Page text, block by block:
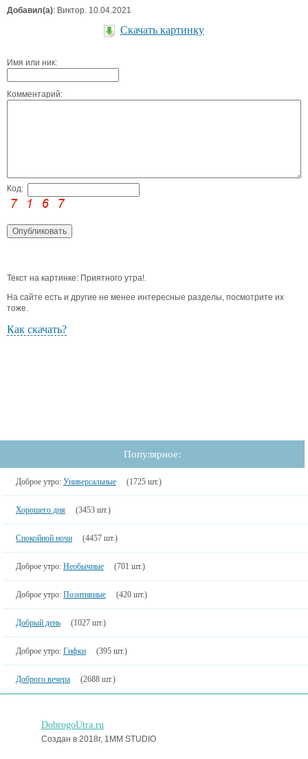
Добавил(а): Виктор. 10.04.2021
Скачать картинку
Имя или ник:
Комментарий:
Код:
Текст на картинке: Приятного утра!.
На сайте есть и другие не менее интересные разделы, посмотрите их
тоже.
Как скачать?
Популярное:
Доброе утро: Универсальные (1725 шт.)
Хорошего дня (3453 шт.)
Спокойной ночи (4457 шт.)
Доброе утро: Необычные (701 шт.)
Доброе утро: Позитивные (420 шт.)
Добрый день (1027 шт.)
Доброе утро: Гифки (395 шт.)
Доброго вечера (2688 шт.)
DobrogoUtra.ru
Создан в 2018г, 1MM STUDIO